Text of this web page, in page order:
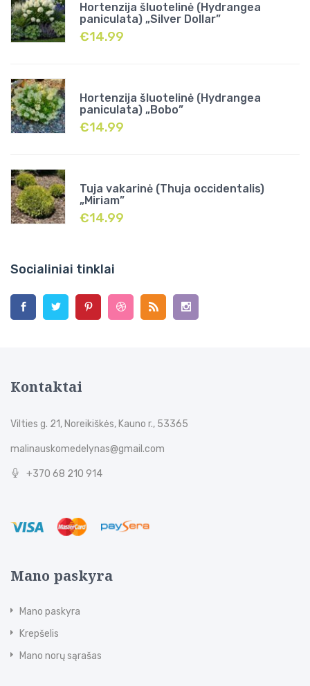
Hortenzija šluotelinė (Hydrangea
paniculata) „Silver Dollar”
€14.99
Hortenzija šluotelinė (Hydrangea
paniculata) „Bobo”
€14.99
Tuja vakarinė (Thuja occidentalis)
„Miriam”
€14.99
Socialiniai tinklai
Kontaktai
Vilties g. 21, Noreikiškės, Kauno r., 53365
malinauskomedelynas@gmail.com
+370 68 210 914
Mano paskyra
Mano paskyra
Krepšelis
Mano norų sąrašas